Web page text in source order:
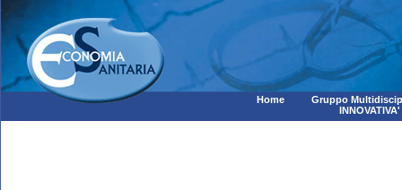
Home
Gruppo
INNOVATIVA'